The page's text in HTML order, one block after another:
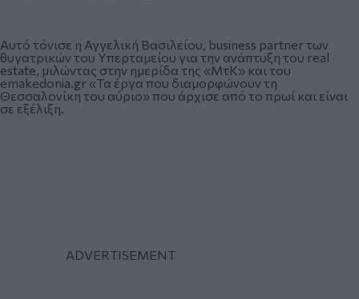
Αυτό τόνισε η Αγγελική Βασιλείου, business partner των
θυγατρικών του Υπερταμείου για την ανάπτυξη του real
estate, μιλώντας στην ημερίδα της «ΜτΚ» και του
emakedonia.gr «Τα έργα που διαμορφώνουν τη
Θεσσαλονίκη του αύριο» που άρχισε από το πρωί και είναι
σε εξέλιξη.